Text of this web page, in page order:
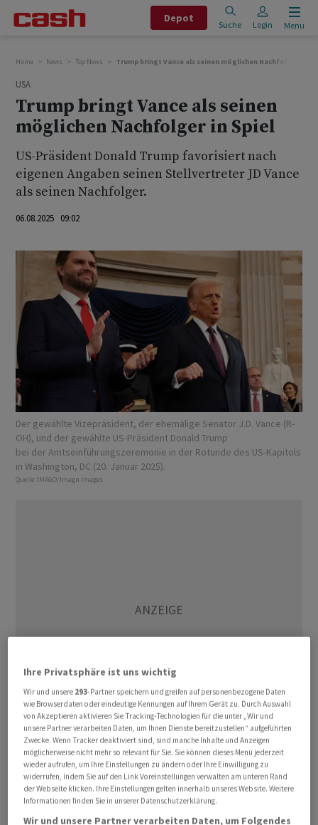
Depot
Suche Login Menu
Home News Top News Trump bringt Vance als seinen möglichen Nachfolger in
USA
Trump bringt Vance als seinen
möglichen Nachfolger in Spiel
US-Präsident Donald Trump favorisiert nach
eigenen Angaben seinen Stellvertreter JD Vance
als seinen Nachfolger.
06.08.2025 09:02
Der gewählte Vizepräsident, der ehemalige Senator J.D. Vance (R-
OH), und der gewählte US-Präsident Donald Trump
bei der Amtseinführungszeremonie in der Rotunde des US-Kapitols
in Washington, DC (20. Januar 2025).
Quelle: IMAGO/Imagn Images
Auf die Frage von Journalisten, ob Vance der Erbe der
von ihm inspirierten politischen Bewegung sei, sagte
Trump am Dienstag (Ortszeit) in Washington: «Nun, ich
denke, höchstwahrscheinlich.» Vance sei schliesslich
Ihre Privatsphäre ist uns wichtig
Wir und unsere 293-Partner speichern und greifen auf personenbezogene Daten
wie Browserdaten oder eindeutige Kennungen auf Ihrem Gerät zu. Durch Auswahl
von Akzeptieren aktivieren Sie Tracking-Technologien für die unter „Wir und
unsere Partner verarbeiten Daten, um Ihnen Dienste bereitzustellen“ aufgeführten
Zwecke. Wenn Tracker deaktiviert sind, sind manche Inhalte und Anzeigen
möglicherweise nicht mehr so relevant für Sie. Sie können dieses Menü jederzeit
wieder aufrufen, um Ihre Einstellungen zu ändern oder Ihre Einwilligung zu
widerrufen, indem Sie auf den Link Voreinstellungen verwalten am unteren Rand
der Webseite klicken. Ihre Einstellungen gelten innerhalb unseres Website. Weitere
Informationen finden Sie in unserer Datenschutzerklärung.
Wir und unsere Partner verarbeiten Daten, um Folgendes